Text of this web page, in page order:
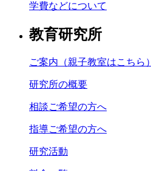
学費などについて
教育研究所
ご案内（親子教室はこちら）
研究所の概要
相談ご希望の方へ
指導ご希望の方へ
研究活動